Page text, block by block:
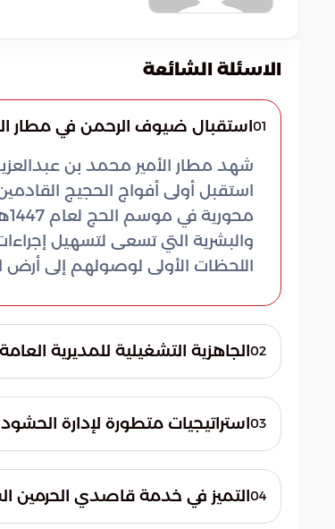
الاسئلة الشائعة
01استقبال ضيوف الرحمن في مطار
شهد مطار الأمير محمد بن
استقبل أولى أفواج الحجيج
والبشرية التي تسعى لتسهيل
اللحظات الأولى لوصولهم إلى أرض
02الجاهزية التشغيلية للمديرية
والسرعة عبر المنافذ الدولية.
تدفق الحجاج بمرونة عالية، مع
استراتيجية تشمل:
03استراتيجيات متطورة لإدارة الحشود
الرسمية إلى مستويات قياسية.
تدريباً مكثفاً للتعامل مع
04التميز في خدمة قاصدي الحرمين